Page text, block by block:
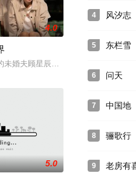
个嫂嫂一起竞争管家之
不同的选择，而这个选择也将决定
却保持着28岁的不老容颜，正在研
4.0
未婚夫顾星辰思念成疾，姜七七穿
5.0
4 风汐志
5 东栏雪
6 问天
7 中国地
8 骊歌行
9 老房有